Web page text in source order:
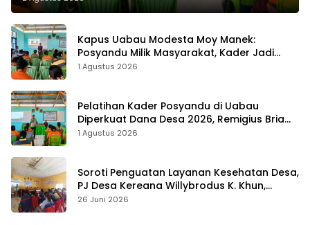
Kapus Uabau Modesta Moy Manek:
Posyandu Milik Masyarakat, Kader Jadi
Ujung Tombak Perangi Stunting
1 Agustus 2026
Pelatihan Kader Posyandu di Uabau
Diperkuat Dana Desa 2026, Remigius Bria
Tekankan Transparansi dengan Libatkan
1 Agustus 2026
Soroti Penguatan Layanan Kesehatan Desa,
PJ Desa Kereana Willybrodus K. Khun,
Dukung Penuh Pelatihan Kader Posyandu
26 Juni 2026